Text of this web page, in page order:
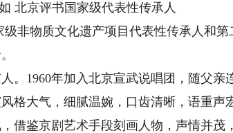
北京评书国家级代表性传承人
非物质文化遗产项目代表性传承人和第
1960年加入北京宣武说唱团，随父亲
格大气，细腻温婉，口齿清晰，语重声
借鉴京剧艺术手段刻画人物，声情并茂